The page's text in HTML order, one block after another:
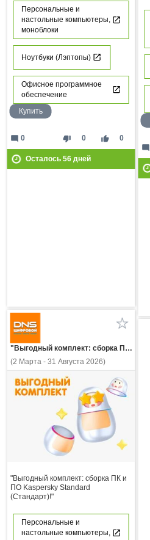
Персональные и
настольные компьютеры,
моноблоки
Ноутбуки (Лэптопы)
Офисное программное
обеспечение
Купить
thumb_down 0 thumb_up 0
mode_comment 0
Осталось 56дней
mode_comment
"Выгодный комплект: сборка ПК и ПО Kaspersky Standard (Стандарт)!"
(2 Марта - 31 Августа 2026)
"Выгодный комплект: сборка ПК и
ПО Kaspersky Standard
(Стандарт)!"
Персональные и
настольные компьютеры,